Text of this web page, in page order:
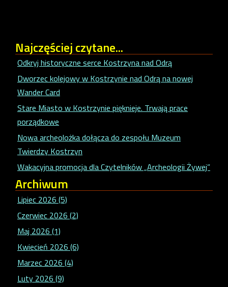
Najczęściejczytane...
Odkryj historyczne serce Kostrzyna nad Odrą
Dworzec kolejowy w Kostrzynie nad Odrą na nowej
Wander Card
Stare Miasto w Kostrzynie pięknieje. Trwają prace
porządkowe
Nowa archeolożka dołącza do zespołu Muzeum
Twierdzy Kostrzyn
Wakacyjna promocja dla Czytelników „Archeologii Żywej”
Archiwum
Lipiec 2026 (5)
Czerwiec 2026 (2)
Maj 2026 (1)
Kwiecień 2026 (6)
Marzec 2026 (4)
Luty 2026 (9)